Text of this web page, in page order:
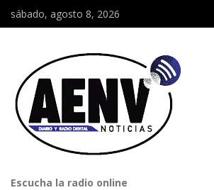
sábado, agosto 8, 2026
Escucha la radio online